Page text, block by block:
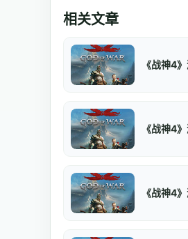
相关文章
《战神4
《战神4
《战神4